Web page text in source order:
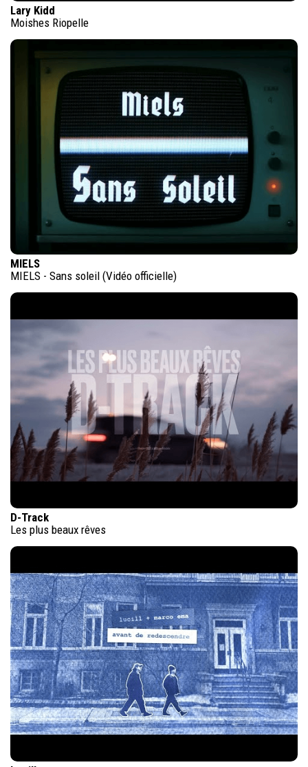
Lary Kidd
Moishes Riopelle
MIELS
MIELS - Sans soleil (Vidéo officielle)
D-Track
Les plus beaux rêves